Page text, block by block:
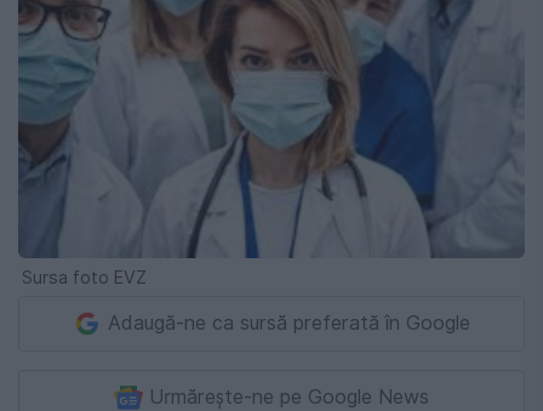
Sursa foto EVZ
Adaugă-ne ca sursă preferată în Google
Urmărește-ne pe Google News